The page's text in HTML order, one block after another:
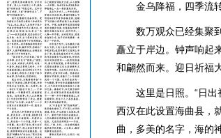
金乌降福，四季流转
数万观众已经集聚到
矗立于岸边。钟声响起
和翩然而来。迎日祈福
这里是日照。“日出初
西汉在此设置海曲县，
曲，多美的名字，海的